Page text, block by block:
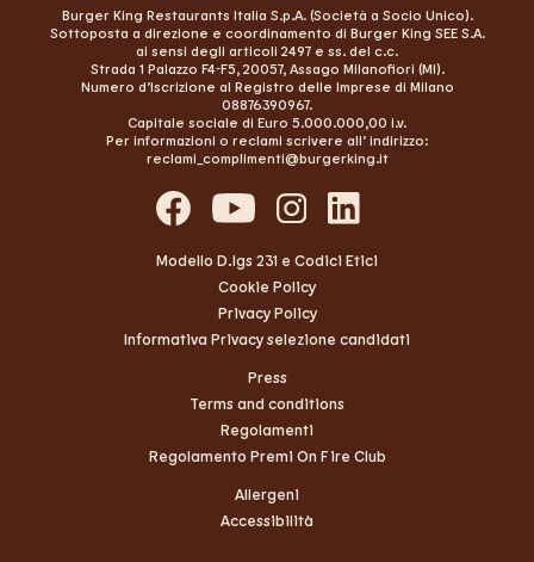
Burger King Restaurants Italia S.p.A. (Società a Socio Unico).
Sottoposta a direzione e coordinamento di Burger King SEE S.A.
ai sensi degli articoli 2497 e ss. del c.c.
Strada 1 Palazzo F4-F5, 20057, Assago Milanofiori (MI).
Numero d’Iscrizione al Registro delle Imprese di Milano
08876390967.
Capitale sociale di Euro 5.000.000,00 i.v.
Per informazioni o reclami scrivere all’ indirizzo:
reclami_complimenti@burgerking.it
Modello D.lgs 231 e Codici Etici
Cookie Policy
Privacy Policy
Informativa Privacy selezione candidati
Press
Terms and conditions
Regolamenti
Regolamento Premi On Fire Club
Allergeni
Accessibilità